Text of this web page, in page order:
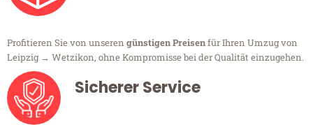
Profitieren Sie von unseren günstigen Preisenfür Ihren Umzug von
Leipzig → Wetzikon, ohne Kompromisse bei der Qualität einzugehen.
Sicherer Service